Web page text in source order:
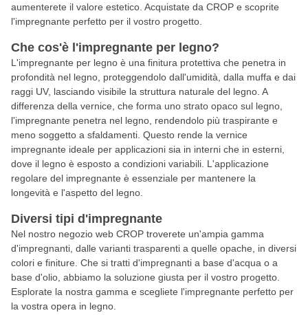
aumenterete il valore estetico. Acquistate da CROP e scoprite
l'impregnante perfetto per il vostro progetto.
Che cos'è l'impregnante per legno?
L'impregnante per legno è una finitura protettiva che penetra in
profondità nel legno, proteggendolo dall'umidità, dalla muffa e dai
raggi UV, lasciando visibile la struttura naturale del legno. A
differenza della vernice, che forma uno strato opaco sul legno,
l'impregnante penetra nel legno, rendendolo più traspirante e
meno soggetto a sfaldamenti. Questo rende la vernice
impregnante ideale per applicazioni sia in interni che in esterni,
dove il legno è esposto a condizioni variabili. L'applicazione
regolare del impregnante è essenziale per mantenere la
longevità e l'aspetto del legno.
Diversi tipi d'impregnante
Nel nostro negozio web CROP troverete un'ampia gamma
d'impregnanti, dalle varianti trasparenti a quelle opache, in diversi
colori e finiture. Che si tratti d'impregnanti a base d'acqua o a
base d'olio, abbiamo la soluzione giusta per il vostro progetto.
Esplorate la nostra gamma e scegliete l'impregnante perfetto per
la vostra opera in legno.